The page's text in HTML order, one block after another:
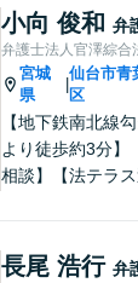
だける弁護士です
でお困りの方はお
談ください。
小向 俊和 弁
弁護士法人官澤綜合
宮城
県
|
仙台市青
区
【地下鉄南北線
より徒歩約3分】
相談】【法テラス
い解決を目指し
とともに解決に向
長尾 浩行 弁